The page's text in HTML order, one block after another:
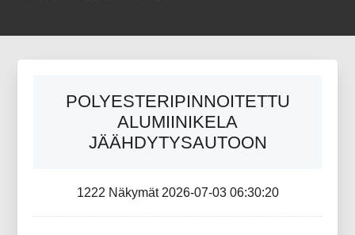
POLYESTERIPINNOITETTU
ALUMIINIKELA
JÄÄHDYTYSAUTOON
1222 Näkymät 2026-07-03 06:30:20